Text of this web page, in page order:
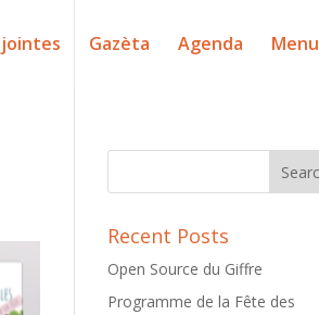
Gazèta Agenda Menu
Recent Posts
Open Source du Giffre
Programme de la Fête des